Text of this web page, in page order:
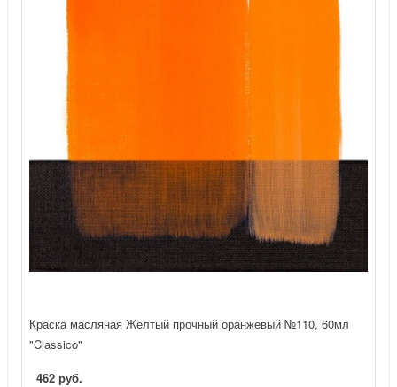
Краска масляная Желтый прочный оранжевый №110, 60мл
"Classico"
462 руб.